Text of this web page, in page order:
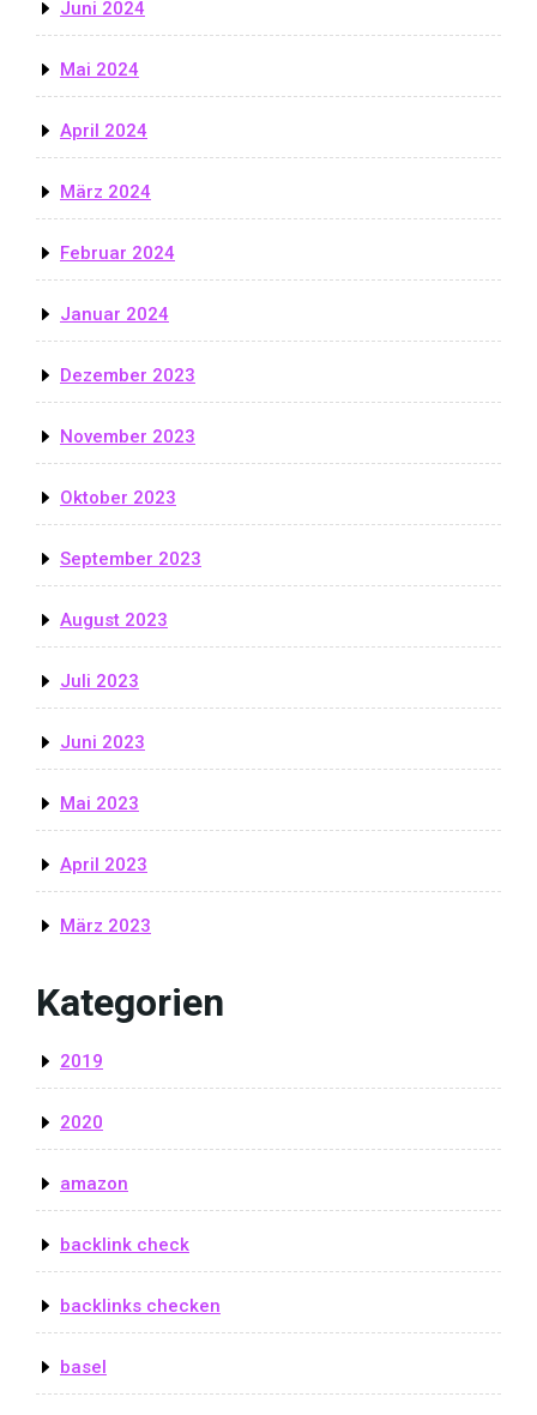
Juni 2024
Mai 2024
April 2024
März 2024
Februar 2024
Januar 2024
Dezember 2023
November 2023
Oktober 2023
September 2023
August 2023
Juli 2023
Juni 2023
Mai 2023
April 2023
März 2023
Kategorien
2019
2020
amazon
backlink check
backlinks checken
basel